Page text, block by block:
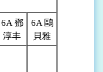
6A 鄧
淳丰
6A 鷗
貝雅